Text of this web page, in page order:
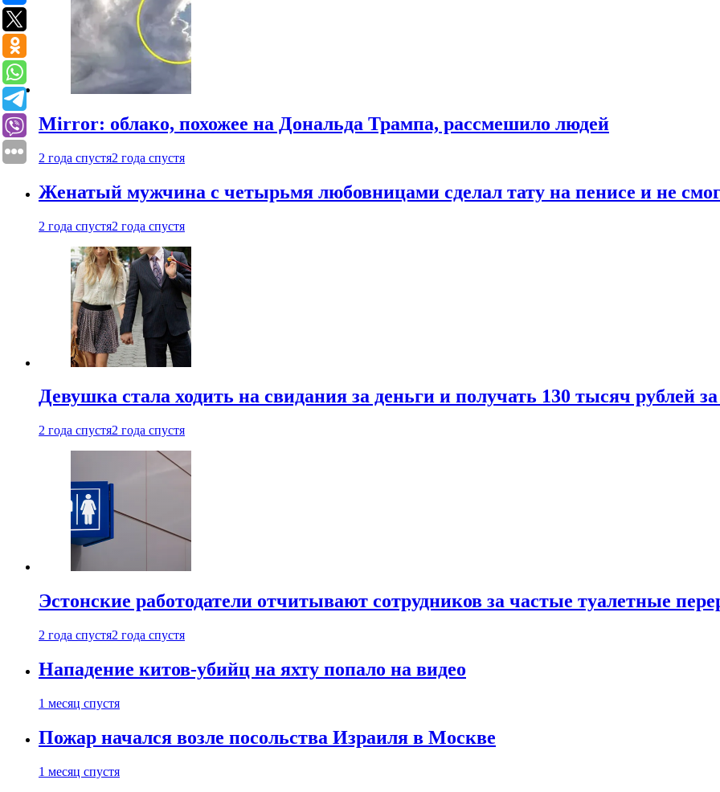
Mirror: облако, похожее на Дональда Трампа, рассмешило людей
2 года спустя2 года спустя
Женатый мужчина с четырьмя любовницами сделал тату на пенисе и не
2 года спустя2 года спустя
Девушка стала ходить на свидания за деньги и получать 130 тысяч рублей
2 года спустя2 года спустя
Эстонские работодатели отчитывают сотрудников за частые туалетные
2 года спустя2 года спустя
Нападение китов-убийц на яхту попало на видео
1 месяц спустя
Пожар начался возле посольства Израиля в Москве
1 месяц спустя